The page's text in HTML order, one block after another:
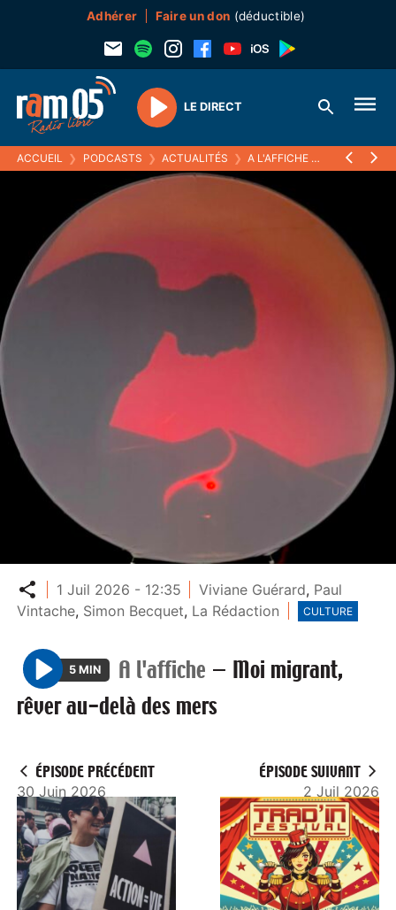
Adhérer Faire un don (déductible)
Play
LE DIRECT
ACCUEIL ❯ PODCASTS ❯ ACTUALITÉS ❯ A L'AFFICHE ❯ MOI
Partager
1 Juil 2026 - 12:35 Viviane Guérard, Paul
Vintache, Simon Becquet, La Rédaction CULTURE
P
l
5 MIN A l'affiche — Moi migrant,
rêver au-delà des mers
ÉPISODE PRÉCÉDENT
30 Juin 2026
ÉPISODE SUIVANT
2 Juil 2026